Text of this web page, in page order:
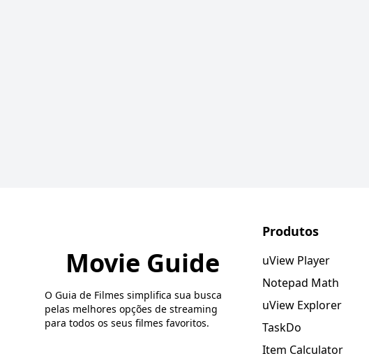
Movie Guide
O Guia de Filmes simplifica sua busca
pelas melhores opções de streaming
para todos os seus filmes favoritos.
Produtos
uView Player
Notepad Math
uView Explorer
TaskDo
Item Calculator